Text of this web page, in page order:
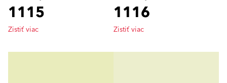
1115
Zistiť viac
1116
Zistiť viac